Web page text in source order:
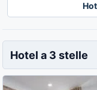
Hotel a 3 stelle